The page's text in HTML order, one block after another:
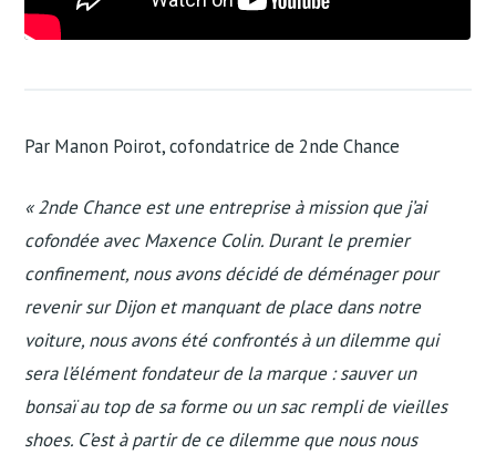
Par Manon Poirot, cofondatrice de 2nde Chance
« 2nde Chance est une entreprise à mission que j’ai
cofondée avec Maxence Colin. Durant le premier
confinement, nous avons décidé de déménager pour
revenir sur Dijon et manquant de place dans notre
voiture, nous avons été confrontés à un dilemme qui
sera l’élément fondateur de la marque : sauver un
bonsaï au top de sa forme ou un sac rempli de vieilles
shoes. C’est à partir de ce dilemme que nous nous